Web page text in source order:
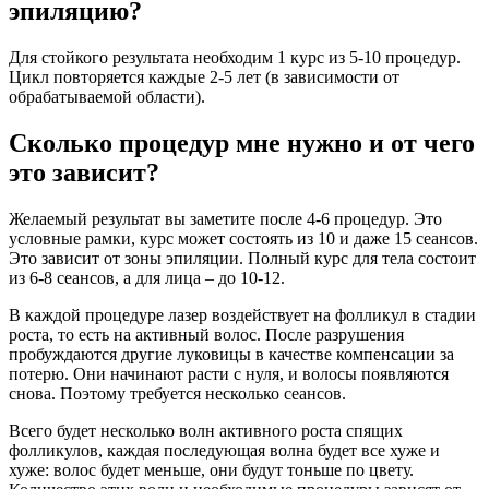
эпиляцию?
Для стойкого результата необходим 1 курс из 5-10 процедур.
Цикл повторяется каждые 2-5 лет (в зависимости от
обрабатываемой области).
Сколько процедур мне нужно и от чего
это зависит?
Желаемый результат вы заметите после 4-6 процедур. Это
условные рамки, курс может состоять из 10 и даже 15 сеансов.
Это зависит от зоны эпиляции. Полный курс для тела состоит
из 6-8 сеансов, а для лица – до 10-12.
В каждой процедуре лазер воздействует на фолликул в стадии
роста, то есть на активный волос. После разрушения
пробуждаются другие луковицы в качестве компенсации за
потерю. Они начинают расти с нуля, и волосы появляются
снова. Поэтому требуется несколько сеансов.
Всего будет несколько волн активного роста спящих
фолликулов, каждая последующая волна будет все хуже и
хуже: волос будет меньше, они будут тоньше по цвету.